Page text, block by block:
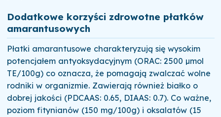
Dodatkowe korzyści zdrowotne płatków
amarantusowych
Płatki amarantusowe charakteryzują się wysokim
potencjałem antyoksydacyjnym (ORAC: 2500 µmol
TE/100g) co oznacza, że pomagają zwalczać wolne
rodniki w organizmie. Zawierają również białko o
dobrej jakości (PDCAAS: 0.65, DIAAS: 0.7). Co ważne,
poziom fitynianów (150 mg/100g) i oksalatów (15